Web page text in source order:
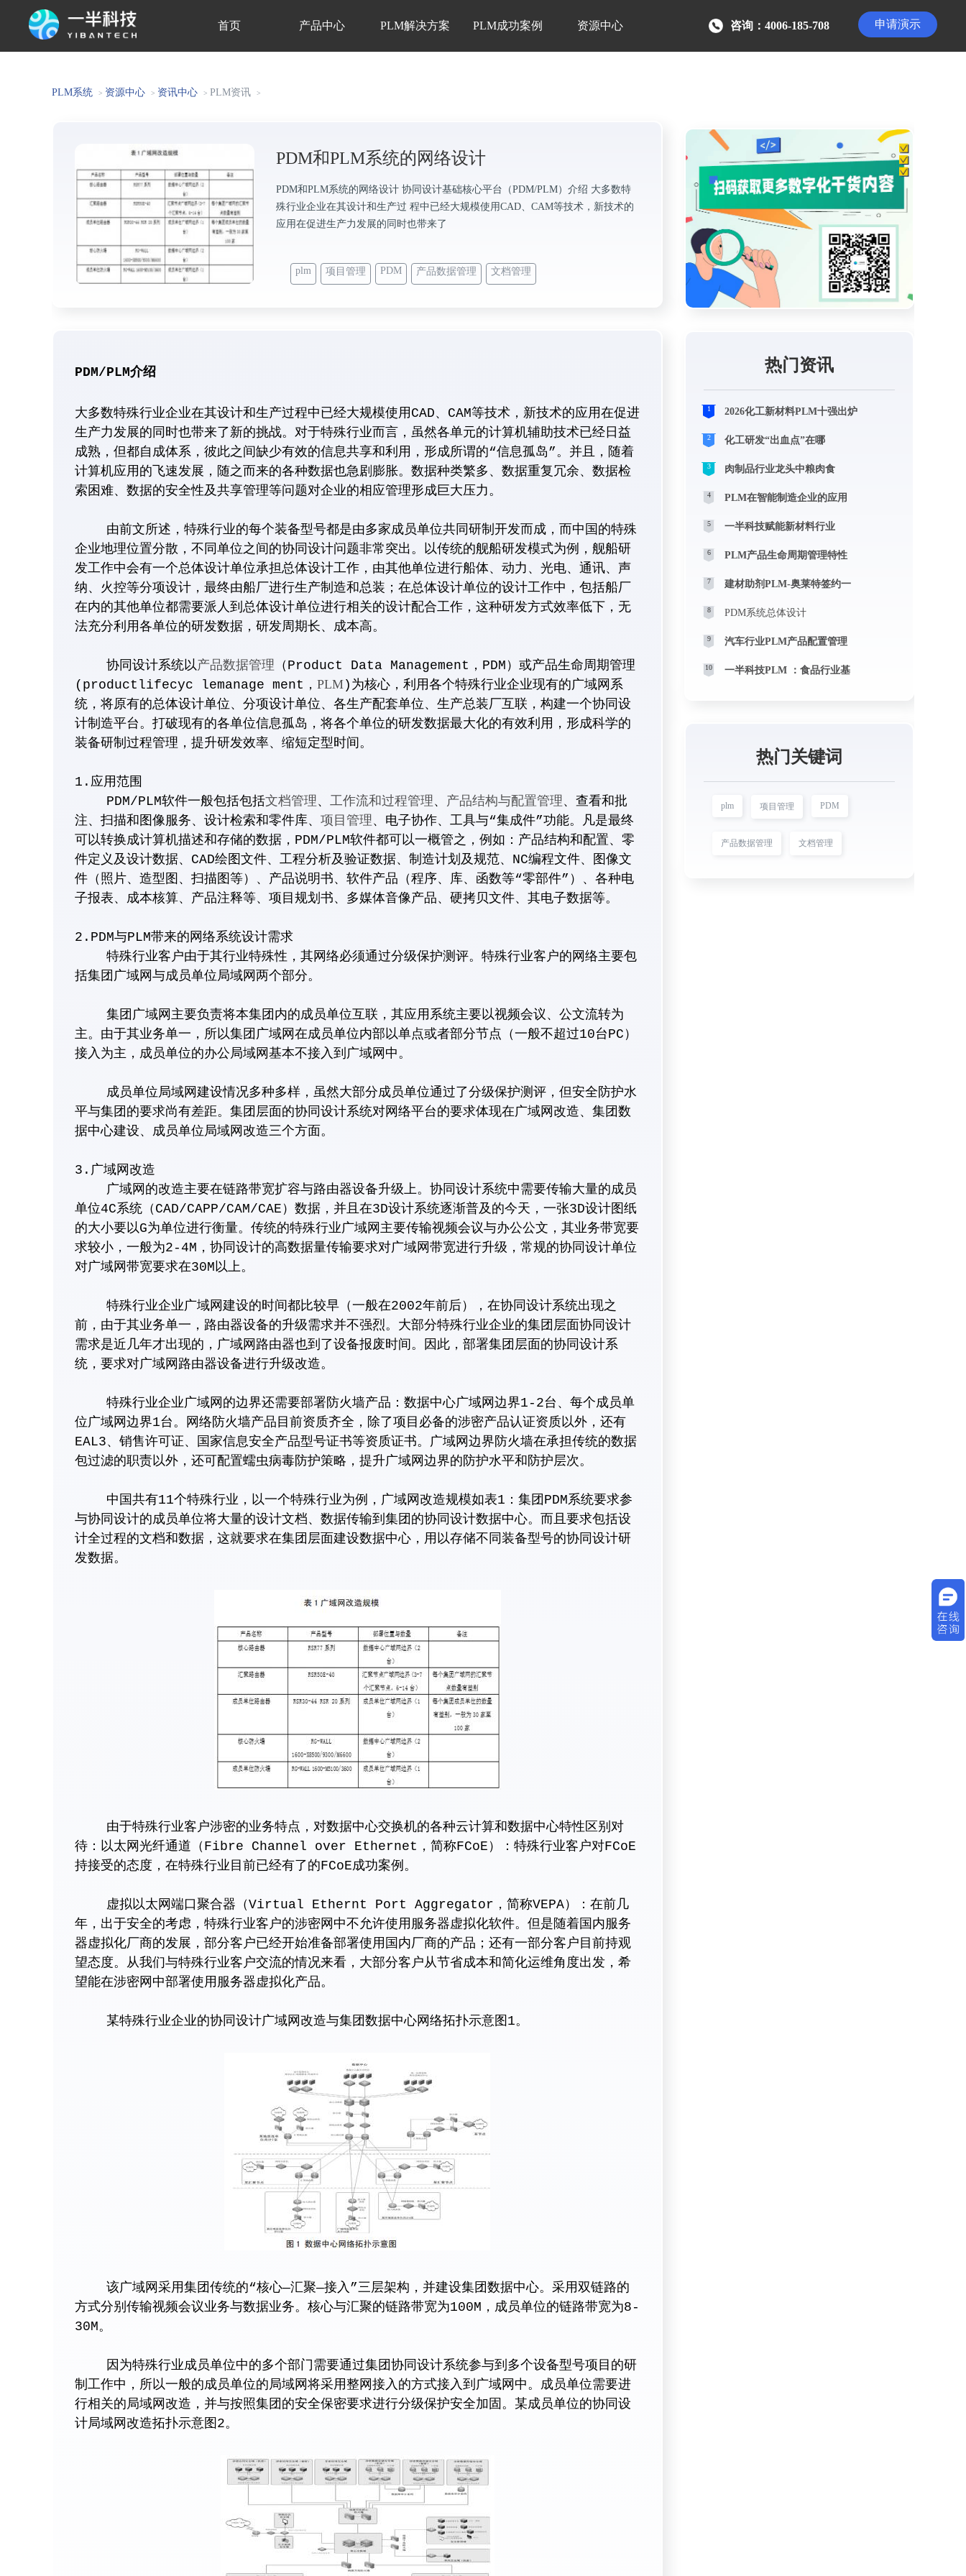
首页 产品中心 PLM解决方案 PLM成功案例 资源中心 申请演示
咨询：4006-185-708
PLM系统 > 资源中心 > 资讯中心 > PLM资讯 >
PDM和PLM系统的网络设计
PDM和PLM系统的网络设计 协同设计基础核心平台（PDM/PLM）介绍 大多数特
殊行业企业在其设计和生产过 程中已经大规模使用CAD、CAM等技术，新技术的
应用在促进生产力发展的同时也带来了
plm 项目管理 PDM 产品数据管理 文档管理
PDM/PLM介绍
大多数特殊行业企业在其设计和生产过程中已经大规模使用CAD、CAM等技术，新技术的应用在促进
生产力发展的同时也带来了新的挑战。对于特殊行业而言，虽然各单元的计算机辅助技术已经日益
成熟，但都自成体系，彼此之间缺少有效的信息共享和利用，形成所谓的“信息孤岛”。并且，随着
计算机应用的飞速发展，随之而来的各种数据也急剧膨胀。数据种类繁多、数据重复冗余、数据检
索困难、数据的安全性及共享管理等问题对企业的相应管理形成巨大压力。
由前文所述，特殊行业的每个装备型号都是由多家成员单位共同研制开发而成，而中国的特殊
企业地理位置分散，不同单位之间的协同设计问题非常突出。以传统的舰船研发模式为例，舰船研
发工作中会有一个总体设计单位承担总体设计工作，由其他单位进行船体、动力、光电、通讯、声
纳、火控等分项设计，最终由船厂进行生产制造和总装；在总体设计单位的设计工作中，包括船厂
在内的其他单位都需要派人到总体设计单位进行相关的设计配合工作，这种研发方式效率低下，无
法充分利用各单位的研发数据，研发周期长、成本高。
协同设计系统以产品数据管理 （Product Data Management，PDM）或产品生命周期管理
(productlifecyc lemanage ment， PLM )为核心，利用各个特殊行业企业现有的广域网系
统，将原有的总体设计单位、分项设计单位、各生产配套单位、生产总装厂互联，构建一个协同设
计制造平台。打破现有的各单位信息孤岛，将各个单位的研发数据最大化的有效利用，形成科学的
装备研制过程管理，提升研发效率、缩短定型时间。
1.应用范围
PDM/PLM软件一般包括包括文档管理、 工作流和过程管理、 产品结构与配置管理、查看和批
注、扫描和图像服务、设计检索和零件库、 项目管理、电子协作、工具与“集成件”功能。凡是最终
可以转换成计算机描述和存储的数据，PDM/PLM软件都可以一概管之，例如：产品结构和配置、零
件定义及设计数据、CAD绘图文件、工程分析及验证数据、制造计划及规范、NC编程文件、图像文
件（照片、造型图、扫描图等）、产品说明书、软件产品（程序、库、函数等“零部件”）、各种电
子报表、成本核算、产品注释等、项目规划书、多媒体音像产品、硬拷贝文件、其电子数据等。
2.PDM与PLM带来的网络系统设计需求
特殊行业客户由于其行业特殊性，其网络必须通过分级保护测评。特殊行业客户的网络主要包
括集团广域网与成员单位局域网两个部分。
集团广域网主要负责将本集团内的成员单位互联，其应用系统主要以视频会议、公文流转为
主。由于其业务单一，所以集团广域网在成员单位内部以单点或者部分节点（一般不超过10台PC）
接入为主，成员单位的办公局域网基本不接入到广域网中。
成员单位局域网建设情况多种多样，虽然大部分成员单位通过了分级保护测评，但安全防护水
平与集团的要求尚有差距。集团层面的协同设计系统对网络平台的要求体现在广域网改造、集团数
据中心建设、成员单位局域网改造三个方面。
3.广域网改造
广域网的改造主要在链路带宽扩容与路由器设备升级上。协同设计系统中需要传输大量的成员
单位4C系统（CAD/CAPP/CAM/CAE）数据，并且在3D设计系统逐渐普及的今天，一张3D设计图纸
的大小要以G为单位进行衡量。传统的特殊行业广域网主要传输视频会议与办公公文，其业务带宽要
求较小，一般为2-4M，协同设计的高数据量传输要求对广域网带宽进行升级，常规的协同设计单位
对广域网带宽要求在30M以上。
特殊行业企业广域网建设的时间都比较早（一般在2002年前后），在协同设计系统出现之
前，由于其业务单一，路由器设备的升级需求并不强烈。大部分特殊行业企业的集团层面协同设计
需求是近几年才出现的，广域网路由器也到了设备报废时间。因此，部署集团层面的协同设计系
统，要求对广域网路由器设备进行升级改造。
特殊行业企业广域网的边界还需要部署防火墙产品：数据中心广域网边界1-2台、每个成员单
位广域网边界1台。网络防火墙产品目前资质齐全，除了项目必备的涉密产品认证资质以外，还有
EAL3、销售许可证、国家信息安全产品型号证书等资质证书。广域网边界防火墙在承担传统的数据
包过滤的职责以外，还可配置蠕虫病毒防护策略，提升广域网边界的防护水平和防护层次。
中国共有11个特殊行业，以一个特殊行业为例，广域网改造规模如表1：集团PDM系统要求参
与协同设计的成员单位将大量的设计文档、数据传输到集团的协同设计数据中心。而且要求包括设
计全过程的文档和数据，这就要求在集团层面建设数据中心，用以存储不同装备型号的协同设计研
发数据。
由于特殊行业客户涉密的业务特点，对数据中心交换机的各种云计算和数据中心特性区别对
待：以太网光纤通道（Fibre Channel over Ethernet，简称FCoE）：特殊行业客户对FCoE
持接受的态度，在特殊行业目前已经有了的FCoE成功案例。
虚拟以太网端口聚合器（Virtual Ethernt Port Aggregator，简称VEPA）：在前几
年，出于安全的考虑，特殊行业客户的涉密网中不允许使用服务器虚拟化软件。但是随着国内服务
器虚拟化厂商的发展，部分客户已经开始准备部署使用国内厂商的产品；还有一部分客户目前持观
望态度。从我们与特殊行业客户交流的情况来看，大部分客户从节省成本和简化运维角度出发，希
望能在涉密网中部署使用服务器虚拟化产品。
某特殊行业企业的协同设计广域网改造与集团数据中心网络拓扑示意图1。
该广域网采用集团传统的“核心—汇聚—接入”三层架构，并建设集团数据中心。采用双链路的
方式分别传输视频会议业务与数据业务。核心与汇聚的链路带宽为100M，成员单位的链路带宽为8-
30M。
因为特殊行业成员单位中的多个部门需要通过集团协同设计系统参与到多个设备型号项目的研
制工作中，所以一般的成员单位的局域网将采用整网接入的方式接入到广域网中。成员单位需要进
行相关的局域网改造，并与按照集团的安全保密要求进行分级保护安全加固。某成员单位的协同设
计局域网改造拓扑示意图2。
热门资讯
1 2026化工新材料PLM十强出炉
2 化工研发“出血点”在哪
3 肉制品行业龙头中粮肉食
4 PLM在智能制造企业的应用
5 一半科技赋能新材料行业
6 PLM产品生命周期管理特性
7 建材助剂PLM-奥莱特签约一
8 PDM系统总体设计
9 汽车行业PLM产品配置管理
10 一半科技PLM ：食品行业基
热门关键词
plm 项目管理 PDM
产品数据管理 文档管理